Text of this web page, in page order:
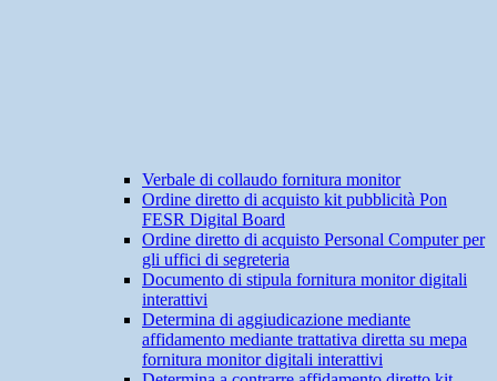
Verbale di collaudo fornitura monitor
Ordine diretto di acquisto kit pubblicità Pon
FESR Digital Board
Ordine diretto di acquisto Personal Computer per
gli uffici di segreteria
Documento di stipula fornitura monitor digitali
interattivi
Determina di aggiudicazione mediante
affidamento mediante trattativa diretta su mepa
fornitura monitor digitali interattivi